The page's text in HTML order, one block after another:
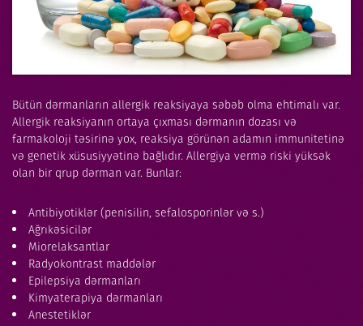
Bütün dərmanların allergik reaksiyaya səbəb olma ehtimalı var.
Allergik reaksiyanın ortaya çıxması dərmanın dozası və
farmakoloji təsirinə yox, reaksiya görünən adamın immunitetinə
və genetik xüsusiyyətinə bağlıdır. Allergiya vermə riski yüksək
olan bir qrup dərman var. Bunlar:
Antibiyotiklər (penisilin, sefalosporinlər və s.)
Ağrıkəsicilər
Miorelaksantlar
Radyokontrast maddələr
Epilepsiya dərmanları
Kimyaterapiya dərmanları
Anestetiklər